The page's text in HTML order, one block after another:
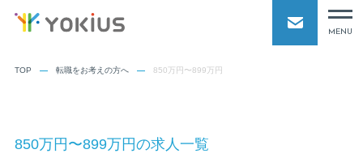
MENU
TOP 転職をお考えの方へ 850万円〜899万円
850万円〜899万円の求人一覧